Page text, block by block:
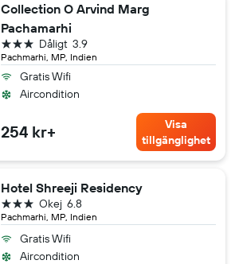
Collection O Arvind Marg
Pachamarhi
Pachmarhi, MP, Indien
3.9
Dåligt
3 stjärnor
Gratis Wifi
Aircondition
254 kr+
Visa
tillgänglighet
Hotel Shreeji Residency
Pachmarhi, MP, Indien
6.8
Okej
3 stjärnor
Gratis Wifi
Aircondition